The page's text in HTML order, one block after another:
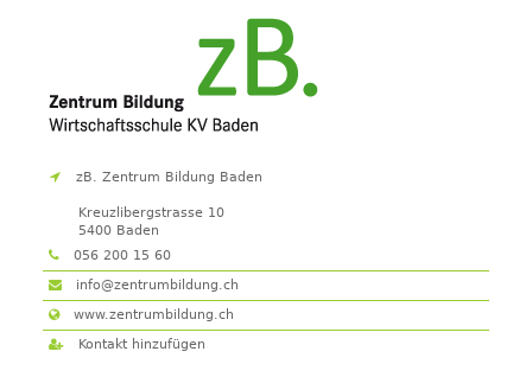
zB. Zentrum Bildung Baden
Kreuzlibergstrasse 10
5400 Baden
056 200 15 60
info@zentrumbildung.ch
www.zentrumbildung.ch
Kontakt hinzufügen